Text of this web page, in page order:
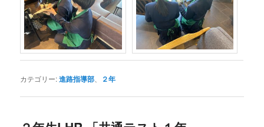
カテゴリー:進路指導部 ２年